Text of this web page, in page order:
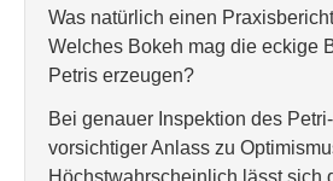
Was natürlich einen
Welches Bokeh mag die eckige
Petris erzeugen?
Bei genauer Inspektion des
vorsichtiger Anlass zu
Höchstwahrscheinlich lässt sich